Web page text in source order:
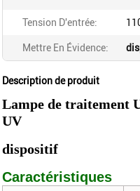
Tension D'entrée:
Mettre En Évidence:
Description de produit
Lampe de traitement
UV
dispositif
Caractéristiques